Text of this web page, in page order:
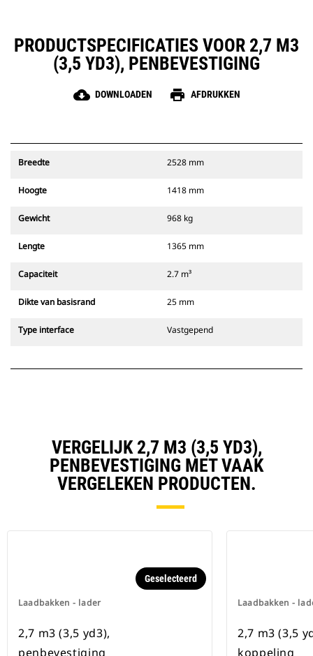
PRODUCTSPECIFICATIES VOOR 2,7 M3
(3,5 YD3), PENBEVESTIGING
cloud_download DOWNLOADEN print AFDRUKKEN
Breedte 2528 mm
Hoogte 1418 mm
Gewicht 968 kg
Lengte 1365 mm
Capaciteit 2.7 m³
Dikte van basisrand 25 mm
Type interface Vastgepend
VERGELIJK 2,7 M3 (3,5 YD3),
PENBEVESTIGING MET VAAK
VERGELEKEN PRODUCTEN.
Laadbakken - lader
Geselecteerd
2,7 m3 (3,5 yd3),
penbevestiging
Laadbakken -
2,7 m3 (3,5
koppeling